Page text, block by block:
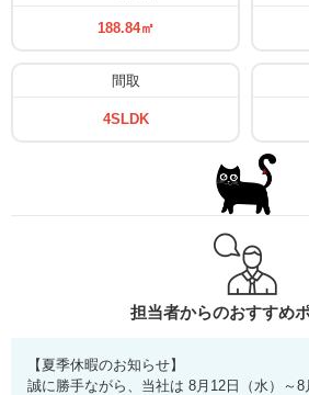
188.84㎡
間取
4SLDK
担当者からのおすすめ
【夏季休暇のお知らせ】
誠に勝手ながら、当社は 8月12日（水）～